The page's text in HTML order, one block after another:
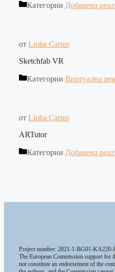
Категории Добавена
от Lioba Cartus
Sketchfab VR
Категории Виртуална
от Lioba Cartus
ARTutor
Категории Добавена
Project number: 2021-1-BG01-
The European Commission support for
not constitute an endorsement of the